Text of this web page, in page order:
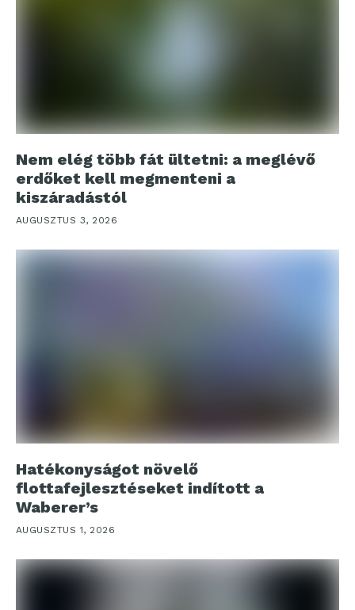
Nem elég több fát ültetni: a meglévő
erdőket kell megmenteni a
kiszáradástól
AUGUSZTUS 3, 2026
Hatékonyságot növelő
flottafejlesztéseket indított a
Waberer’s
AUGUSZTUS 1, 2026